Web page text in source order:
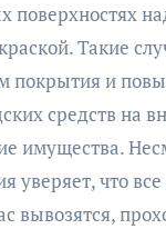
поверхностях
Такие
покрытия и
средств на
имущества.
уверяет, что
вывозятся,